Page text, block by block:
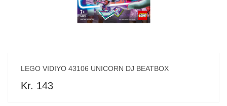
LEGO VIDIYO 43106 UNICORN DJ BEATBOX
Kr. 143